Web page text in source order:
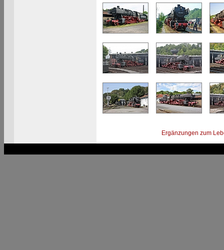
Ergänzungen zum